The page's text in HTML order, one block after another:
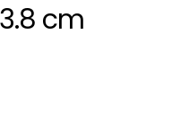
cm